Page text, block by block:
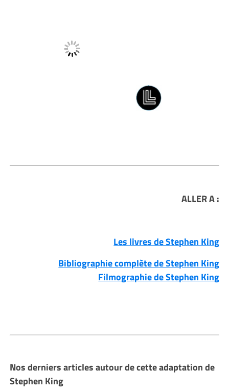
ALLER A :
Les livres de Stephen King
Bibliographie complète de Stephen King
Filmographie de Stephen King
Nos derniers articles autour de cette adaptation de
Stephen King